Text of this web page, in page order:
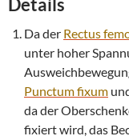
Details
Da der Rectus
unter hoher
Punctum fixum
da der
fixiert wird, das